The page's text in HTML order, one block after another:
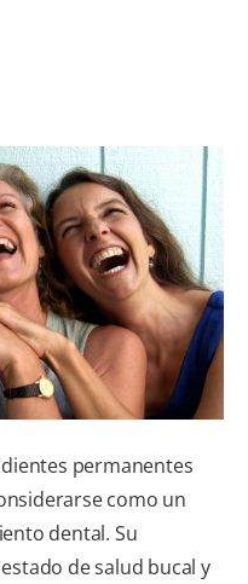
CUPONES
DONDE COMPRAR
MX (ES)
SUSCRÍBASE
permanentes
como un
dental. Su
de salud bucal y